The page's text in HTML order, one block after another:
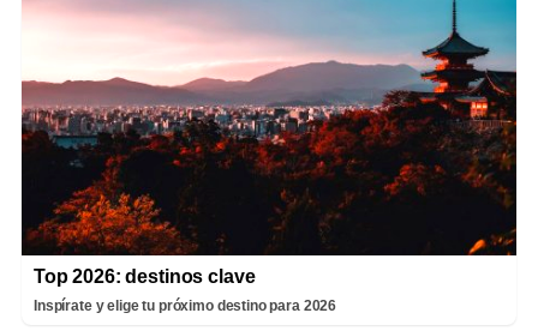
Top 2026: destinos clave
Inspírate y elige tu próximo destino para 2026